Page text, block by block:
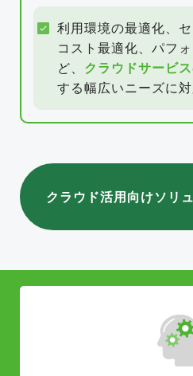
利用環境の最適化、セ
コスト最適化、 パフ
ど、 クラウドサービ
する幅広いニーズに
クラウド活用向けソリ